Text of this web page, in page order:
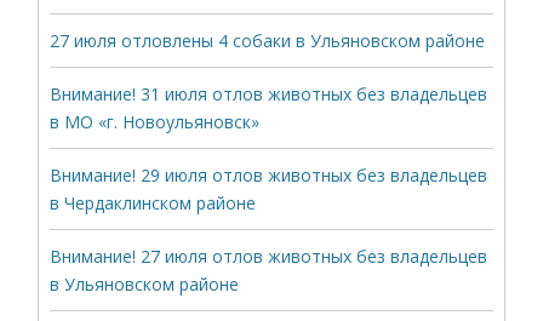
27 июля отловлены 4 собаки в Ульяновском районе
Внимание! 31 июля отлов животных без владельцев
в МО «г. Новоульяновск»
Внимание! 29 июля отлов животных без владельцев
в Чердаклинском районе
Внимание! 27 июля отлов животных без владельцев
в Ульяновском районе